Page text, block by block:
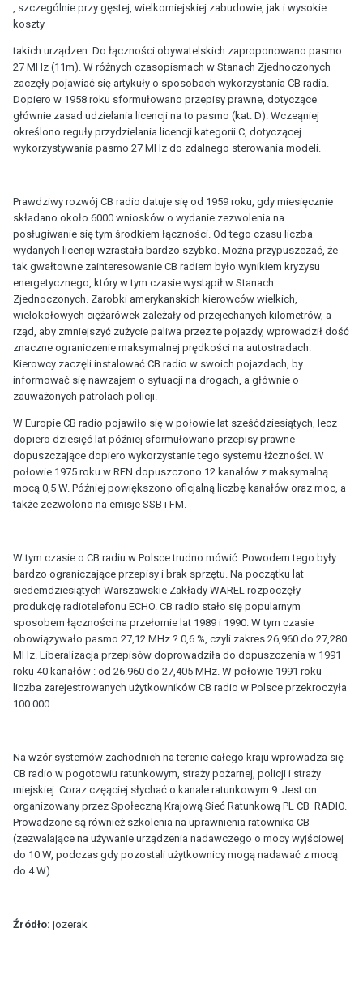
, szczególnie przy gęstej, wielkomiejskiej zabudowie, jak i wysokie
koszty
takich urządzen. Do łączności obywatelskich zaproponowano pasmo
27 MHz (11m). W różnych czasopismach w Stanach Zjednoczonych
zaczęły pojawiać się artykuły o sposobach wykorzystania CB radia.
Dopiero w 1958 roku sformułowano przepisy prawne, dotyczące
głównie zasad udzielania licencji na to pasmo (kat. D). Wczeąniej
określono reguły przydzielania licencji kategorii C, dotyczącej
wykorzystywania pasmo 27 MHz do zdalnego sterowania modeli.
Prawdziwy rozwój CB radio datuje się od 1959 roku, gdy miesięcznie
składano około 6000 wniosków o wydanie zezwolenia na
posługiwanie się tym środkiem łączności. Od tego czasu liczba
wydanych licencji wzrastała bardzo szybko. Można przypuszczać, że
tak gwałtowne zainteresowanie CB radiem było wynikiem kryzysu
energetycznego, który w tym czasie wystąpił w Stanach
Zjednoczonych. Zarobki amerykanskich kierowców wielkich,
wielokołowych ciężarówek zależały od przejechanych kilometrów, a
rząd, aby zmniejszyć zużycie paliwa przez te pojazdy, wprowadził dość
znaczne ograniczenie maksymalnej prędkości na autostradach.
Kierowcy zaczęli instalować CB radio w swoich pojazdach, by
informować się nawzajem o sytuacji na drogach, a głównie o
zauważonych patrolach policji.
W Europie CB radio pojawiło się w połowie lat sześćdziesiątych, lecz
dopiero dziesięć lat później sformułowano przepisy prawne
dopuszczające dopiero wykorzystanie tego systemu łżczności. W
połowie 1975 roku w RFN dopuszczono 12 kanałów z maksymalną
mocą 0,5 W. Później powiększono oficjalną liczbę kanałów oraz moc, a
także zezwolono na emisje SSB i FM.
W tym czasie o CB radiu w Polsce trudno mówić. Powodem tego były
bardzo ograniczające przepisy i brak sprzętu. Na początku lat
siedemdziesiątych Warszawskie Zakłady WAREL rozpoczęły
produkcję radiotelefonu ECHO. CB radio stało się popularnym
sposobem łączności na przełomie lat 1989 i 1990. W tym czasie
obowiązywało pasmo 27,12 MHz ? 0,6 %, czyli zakres 26,960 do 27,280
MHz. Liberalizacja przepisów doprowadziła do dopuszczenia w 1991
roku 40 kanałów : od 26.960 do 27,405 MHz. W połowie 1991 roku
liczba zarejestrowanych użytkowników CB radio w Polsce przekroczyła
100 000.
Na wzór systemów zachodnich na terenie całego kraju wprowadza się
CB radio w pogotowiu ratunkowym, straży pożarnej, policji i straży
miejskiej. Coraz częąciej słychać o kanale ratunkowym 9. Jest on
organizowany przez Społeczną Krajową Sieć Ratunkową PL CB_RADIO.
Prowadzone są również szkolenia na uprawnienia ratownika CB
(zezwalające na używanie urządzenia nadawczego o mocy wyjściowej
do 10 W, podczas gdy pozostali użytkownicy mogą nadawać z mocą
do 4 W).
Źródło: jozerak